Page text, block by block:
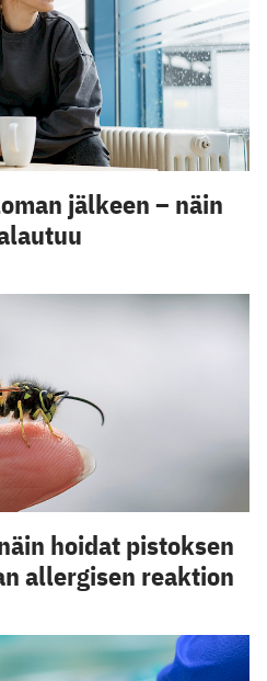
jälkeen – näin
hoidat pistoksen
allergisen reaktion